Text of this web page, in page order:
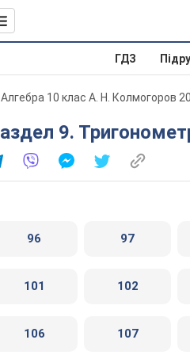
ГДЗ
Алгебра 10 клас А. Н. Колмогоров
Раздел 9.
96 97
101 102
106 107